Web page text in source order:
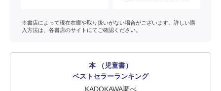
※書店によって現在在庫や取り扱いがない場合がございます。詳しい購
入方法は、各書店のサイトにてご確認ください。
本 （児童書）
ベストセラーランキング
KADOKAWA調べ